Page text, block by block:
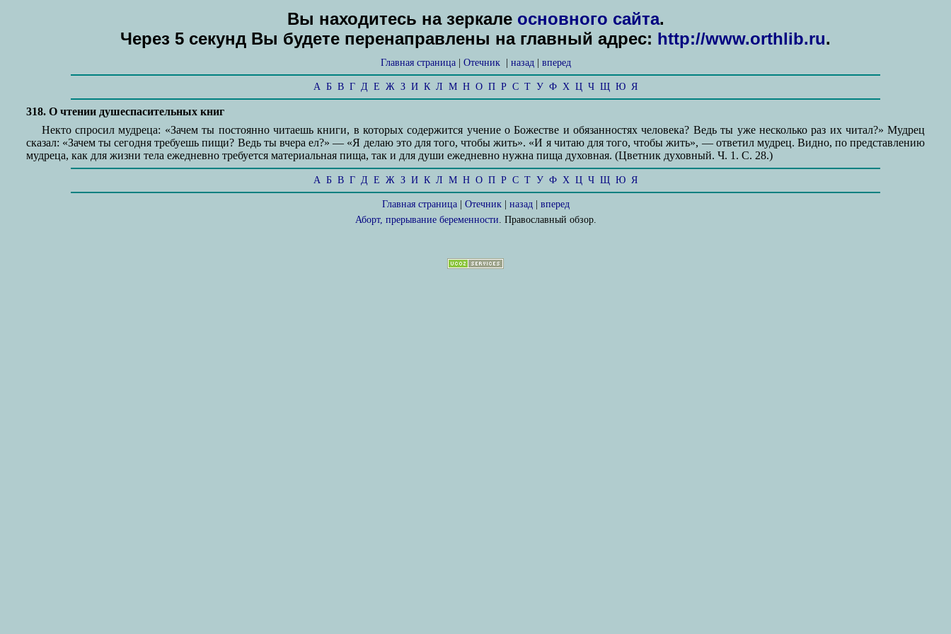
Вы находитесь на зеркале основного сайта.
Через 5 секунд Вы будете перенаправлены на главный адрес: http://www.orthlib.ru.
Главная страница| Отечник| назад| вперед
А Б В Г Д Е Ж З И К Л М Н О П Р С Т У Ф Х Ц Ч Щ Ю Я
318. О чтении душеспасительных книг
Некто спросил мудреца: «Зачем ты постоянно читаешь книги, в которых содержится учение о Божестве и обязанностях человека? Ведь ты уже несколько раз их читал?» Мудрец
сказал: «Зачем ты сегодня требуешь пищи? Ведь ты вчера ел?» — «Я делаю это для того, чтобы жить». «И я читаю для того, чтобы жить», — ответил мудрец. Видно, по представлению
мудреца, как для жизни тела ежедневно требуется материальная пища, так и для души ежедневно нужна пища духовная. (Цветник духовный. Ч. 1. С. 28.)
А Б В Г Д Е Ж З И К Л М Н О П Р С Т У Ф Х Ц Ч Щ Ю Я
Главная страница| Отечник| назад| вперед
Аборт, прерывание беременности . Православный обзор.